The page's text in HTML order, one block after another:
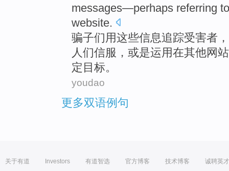
messages—perhaps referring
website.
骗子们用这些信息追踪受害者，
人们信服 ，或是运用在其他网
定目标。
youdao
更多双语例句
关于有道 Investors 有道智选 官方博客 技术博客 诚聘英才